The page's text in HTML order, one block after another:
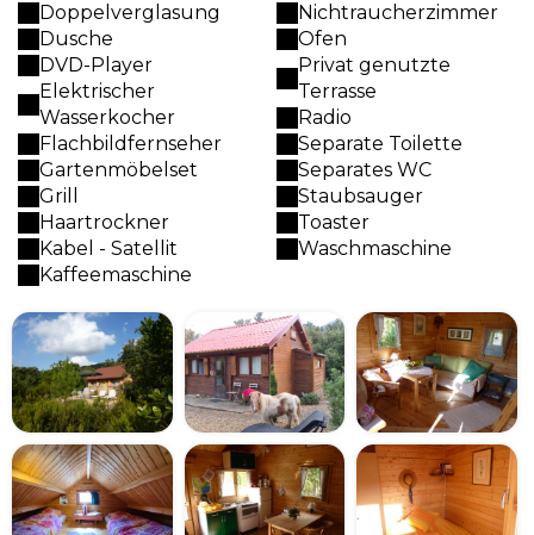
Doppelverglasung
Dusche
DVD-Player
Elektrischer
Wasserkocher
Flachbildfernseher
Gartenmöbelset
Grill
Haartrockner
Kabel - Satellit
Kaffeemaschine
Nichtraucherzimmer
Ofen
Privat genutzte
Terrasse
Radio
Separate Toilette
Separates WC
Staubsauger
Toaster
Waschmaschine